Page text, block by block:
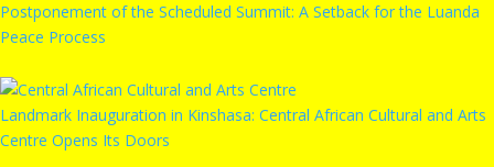
Postponement of the Scheduled Summit: A Setback for the Luanda
Peace Process
Landmark Inauguration in Kinshasa: Central African Cultural and Arts
Centre Opens Its Doors